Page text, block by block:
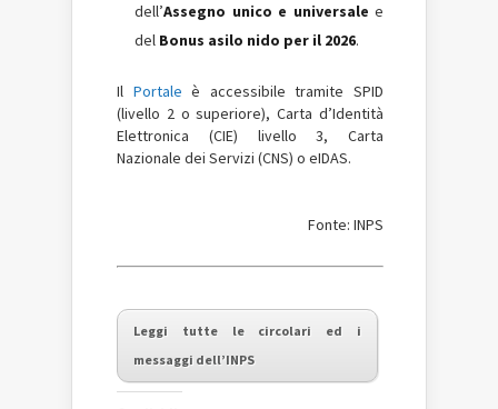
dell’Assegno unico e universale e
del Bonus asilo nido per il 2026.
Il Portale è accessibile tramite SPID
(livello 2 o superiore), Carta d’Identità
Elettronica (CIE) livello 3, Carta
Nazionale dei Servizi (CNS) o eIDAS.
Fonte: INPS
Leggi tutte le circolari ed i
messaggi dell’INPS